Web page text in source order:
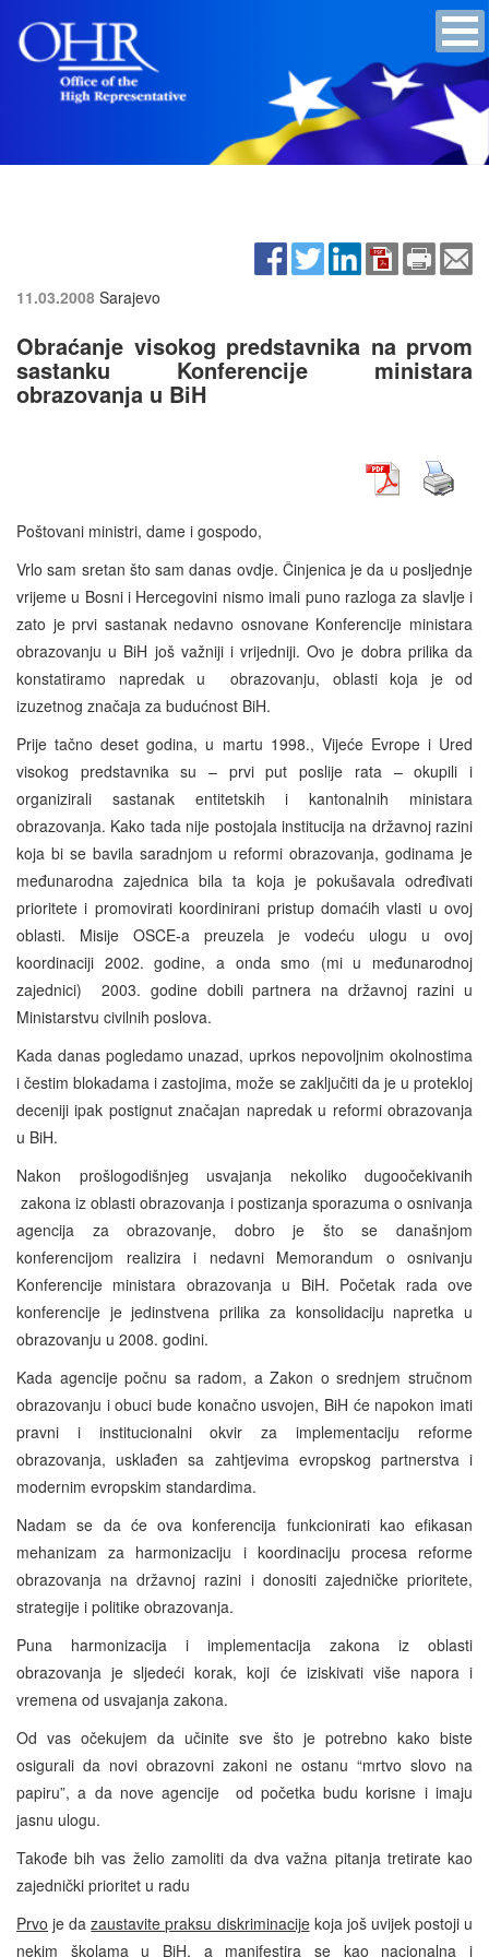
11.03.2008 Sarajevo
Obraćanje visokog predstavnika na prvom
sastanku Konferencije ministara
obrazovanja u BiH
Poštovani ministri, dame i gospodo,
Vrlo sam sretan što sam danas ovdje. Činjenica je da u posljednje
vrijeme u Bosni i Hercegovini nismo imali puno razloga za slavlje i
zato je prvi sastanak nedavno osnovane Konferencije ministara
obrazovanju u BiH još važniji i vrijedniji. Ovo je dobra prilika da
konstatiramo napredak u obrazovanju, oblasti koja je od
izuzetnog značaja za budućnost BiH.
Prije tačno deset godina, u martu 1998., Vijeće Evrope i Ured
visokog predstavnika su – prvi put poslije rata – okupili i
organizirali sastanak entitetskih i kantonalnih ministara
obrazovanja. Kako tada nije postojala institucija na državnoj razini
koja bi se bavila saradnjom u reformi obrazovanja, godinama je
međunarodna zajednica bila ta koja je pokušavala određivati
prioritete i promovirati koordinirani pristup domaćih vlasti u ovoj
oblasti. Misije OSCE-a preuzela je vodeću ulogu u ovoj
koordinaciji 2002. godine, a onda smo (mi u međunarodnoj
zajednici) 2003. godine dobili partnera na državnoj razini u
Ministarstvu civilnih poslova.
Kada danas pogledamo unazad, uprkos nepovoljnim okolnostima
i čestim blokadama i zastojima, može se zaključiti da je u protekloj
deceniji ipak postignut značajan napredak u reformi obrazovanja
u BiH.
Nakon prošlogodišnjeg usvajanja nekoliko dugoočekivanih
zakona iz oblasti obrazovanja i postizanja sporazuma o osnivanja
agencija za obrazovanje, dobro je što se današnjom
konferencijom realizira i nedavni Memorandum o osnivanju
Konferencije ministara obrazovanja u BiH. Početak rada ove
konferencije je jedinstvena prilika za konsolidaciju napretka u
obrazovanju u 2008. godini.
Kada agencije počnu sa radom, a Zakon o srednjem stručnom
obrazovanju i obuci bude konačno usvojen, BiH će napokon imati
pravni i institucionalni okvir za implementaciju reforme
obrazovanja, usklađen sa zahtjevima evropskog partnerstva i
modernim evropskim standardima.
Nadam se da će ova konferencija funkcionirati kao efikasan
mehanizam za harmonizaciju i koordinaciju procesa reforme
obrazovanja na državnoj razini i donositi zajedničke prioritete,
strategije i politike obrazovanja.
Puna harmonizacija i implementacija zakona iz oblasti
obrazovanja je sljedeći korak, koji će iziskivati više napora i
vremena od usvajanja zakona.
Od vas očekujem da učinite sve što je potrebno kako biste
osigurali da novi obrazovni zakoni ne ostanu “mrtvo slovo na
papiru”, a da nove agencije od početka budu korisne i imaju
jasnu ulogu.
Takođe bih vas želio zamoliti da dva važna pitanja tretirate kao
zajednički prioritet u radu
Prvo je dazaustavite praksu diskriminacijekoja još uvijek postoji u
nekim školama u BiH, a manifestira se kao nacionalna i